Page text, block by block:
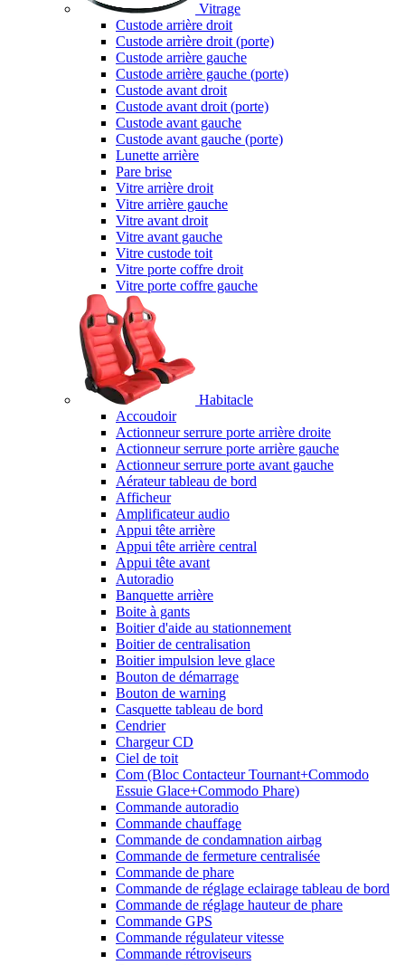
Vitrage
Custode arrière droit
Custode arrière droit (porte)
Custode arrière gauche
Custode arrière gauche (porte)
Custode avant droit
Custode avant droit (porte)
Custode avant gauche
Custode avant gauche (porte)
Lunette arrière
Pare brise
Vitre arrière droit
Vitre arrière gauche
Vitre avant droit
Vitre avant gauche
Vitre custode toit
Vitre porte coffre droit
Vitre porte coffre gauche
Habitacle
Accoudoir
Actionneur serrure porte arrière droite
Actionneur serrure porte arrière gauche
Actionneur serrure porte avant gauche
Aérateur tableau de bord
Afficheur
Amplificateur audio
Appui tête arrière
Appui tête arrière central
Appui tête avant
Autoradio
Banquette arrière
Boite à gants
Boitier d'aide au stationnement
Boitier de centralisation
Boitier impulsion leve glace
Bouton de démarrage
Bouton de warning
Casquette tableau de bord
Cendrier
Chargeur CD
Ciel de toit
Com (Bloc Contacteur Tournant+Commodo
Essuie Glace+Commodo Phare)
Commande autoradio
Commande chauffage
Commande de condamnation airbag
Commande de fermeture centralisée
Commande de phare
Commande de réglage eclairage tableau de bord
Commande de réglage hauteur de phare
Commande GPS
Commande régulateur vitesse
Commande rétroviseurs